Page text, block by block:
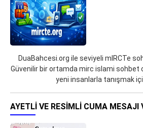
DuaBahcesi.org ile seviyeli mIRCTe
Güvenilir bir ortamda mirc islami sohbet
yeni insanlarla tanışmak
AYETLI VE RESIMLI CUMA MESAJI